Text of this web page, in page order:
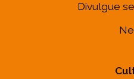
Divulgue